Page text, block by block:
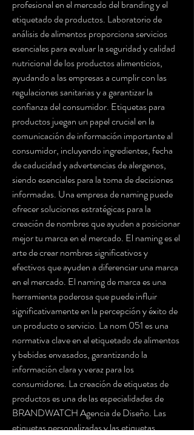
profesional en el mercado del branding y el
etiquetado de productos. Laboratorio de
análisis de alimentos proporciona servicios
esenciales para evaluar la seguridad y calidad
nutricional de los productos alimenticios,
ayudando a las empresas a cumplir con las
regulaciones sanitarias y a garantizar la
confianza del consumidor. Etiquetas para
productos juegan un papel crucial en la
comunicación de información importante al
consumidor, incluyendo ingredientes, fecha
de caducidad y advertencias de alergenos,
siendo esenciales para la toma de decisiones
informadas. Una empresa de naming puede
ofrecer soluciones estratégicas para la
creación de nombres que ayuden a posicionar
mejor tu marca en el mercado. El naming es el
arte de crear nombres significativos y
efectivos que ayuden a diferenciar una marca
en el mercado. El naming de marca es una
herramienta poderosa que puede influir
significativamente en la percepción y éxito de
un producto o servicio. La nom 051 es una
normativa clave en el etiquetado de alimentos
y bebidas envasados, garantizando la
información clara y veraz para los
consumidores. La creación de etiquetas de
productos es una de las especialidades de
BRANDWATCH Agencia de Diseño. Las
etiquetas personalizadas y las etiquetas